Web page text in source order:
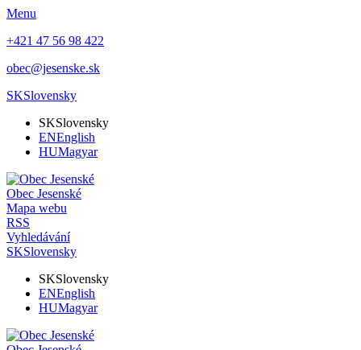
Menu
+421 47 56 98 422
obec@jesenske.sk
SKSlovensky
SKSlovensky
ENEnglish
HUMagyar
Obec Jesenské
Mapa webu
RSS
Vyhledávání
SKSlovensky
SKSlovensky
ENEnglish
HUMagyar